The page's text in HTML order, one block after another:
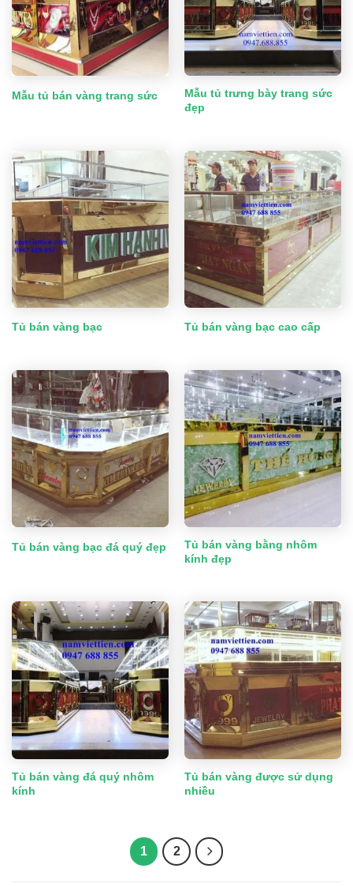
Mẫu tủ bán vàng trang sức
Mẫu tủ trưng bày trang sức
đẹp
Tủ bán vàng bạc Tủ bán vàng bạc cao cấp
Tủ bán vàng bạc đá quý đẹp
Tủ bán vàng bằng nhôm
kính đẹp
Tủ bán vàng đá quý nhôm
kính
Tủ bán vàng được sử dụng
nhiều
1 2